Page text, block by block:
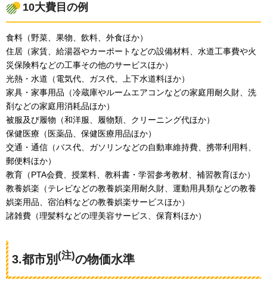
10大費目の例
食料（野菜、果物、飲料、外食ほか）
住居（家賃、給湯器やカーポートなどの設備材料、水道工事費や火
災保険料などの工事その他のサービスほか）
光熱・水道（電気代、ガス代、上下水道料ほか）
家具・家事用品（冷蔵庫やルームエアコンなどの家庭用耐久財、洗
剤などの家庭用消耗品ほか）
被服及び履物（和洋服、履物類、クリーニング代ほか）
保健医療（医薬品、保健医療用品ほか）
交通・通信（バス代、ガソリンなどの自動車維持費、携帯利用料、
郵便料ほか）
教育（PTA会費、授業料、教科書・学習参考教材、補習教育ほか）
教養娯楽（テレビなどの教養娯楽用耐久財、運動用具類などの教養
娯楽用品、宿泊料などの教養娯楽サービスほか）
諸雑費（理髪料などの理美容サービス、保育料ほか）
3.都市別 (注)の物価水準